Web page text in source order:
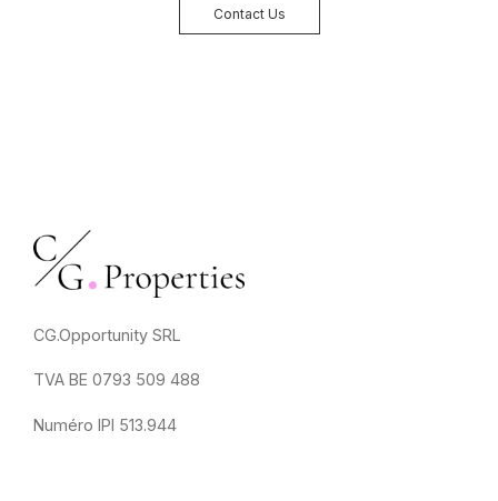
Contact Us
CG.Opportunity SRL
TVA BE 0793 509 488
Numéro IPI 513.944